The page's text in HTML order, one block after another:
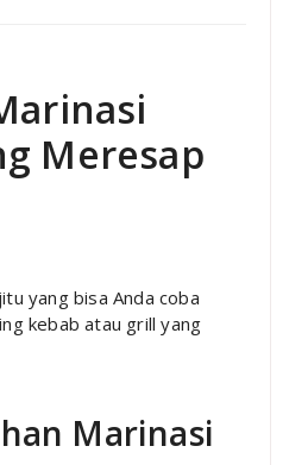
Meresap
yang bisa Anda coba
kebab atau grill yang
Marinasi